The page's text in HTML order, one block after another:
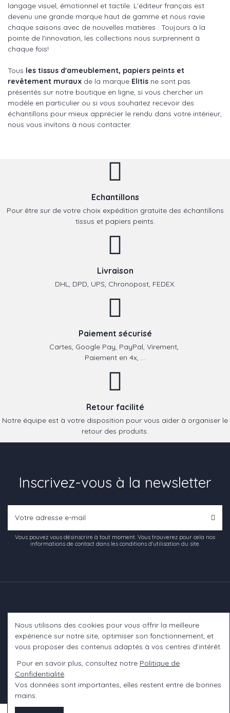
langage visuel, émotionnel et tactile. L'éditeur français est
devenu une grande marque haut de gamme et nous ravie
chaque saisons avec de nouvelles matières . Toujours à la
pointe de l'innovation, les collections nous surprennent à
chaque fois!
Tous les tissus d'ameublement, papiers peints et
revêtement muraux de la marque Elitis ne sont pas
présentés sur notre boutique en ligne, si vous chercher un
modèle en particulier ou si vous souhaitez recevoir des
échantillons pour mieux apprécier le rendu dans votre intérieur,
nous vous invitons à nous contacter.
Echantillons
Pour être sur de votre choix expédition gratuite des échantillons
tissus et papiers peints.
Livraison
DHL, DPD, UPS, Chronopost, FEDEX.
Paiement sécurisé
Cartes, Google Pay, PayPal, Virement,
Paiement en 4x, ...
Retour facilité
Notre équipe est à votre disposition pour vous aider à organiser le
retour des produits.
Inscrivez-vous à la newsletter
Vous pouvez vous désinscrire à tout moment. Vous trouverez pour cela nos
informations de contact dans les conditions d'utilisation du site.
Informations
Contact us
Nous utilisons des cookies pour vous offrir la meilleure
expérience sur notre site, optimiser son fonctionnement, et
vous proposer des contenus adaptés à vos centres d’intérêt.
Pour en savoir plus, consultez notre Politique de
Confidentialité.
Vos données sont importantes, elles restent entre de bonnes
mains.